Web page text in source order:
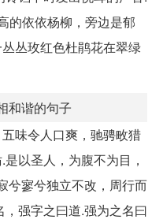
的依依杨柳，旁边是郁
丛玫红色杜鹃花在翠绿
和谐的句子
味令人口爽，驰骋畋猎
以圣人，为腹不为目，
兮寥兮独立不改，周行而
强字之曰道.强为之名曰